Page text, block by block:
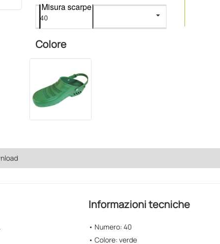
Misura scarpe
Colore
Informazioni tecniche
• Numero: 40
• Colore: verde